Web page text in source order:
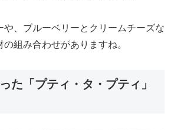
や、ブルーベリーとクリームチーズな
組み合わせがありますね。
た「プティ・タ・プティ」